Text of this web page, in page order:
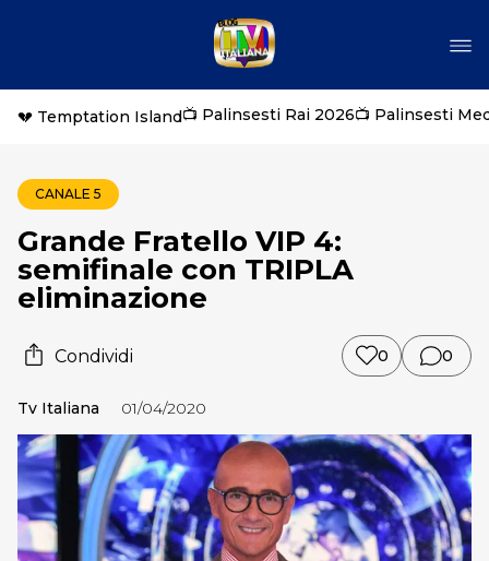
💔 Temptation Island📺 Palinsesti Rai 2026📺 Palinsesti
CANALE 5
Grande Fratello VIP 4:
semifinale con TRIPLA
eliminazione
Condividi 0 0
Tv Italiana 01/04/2020